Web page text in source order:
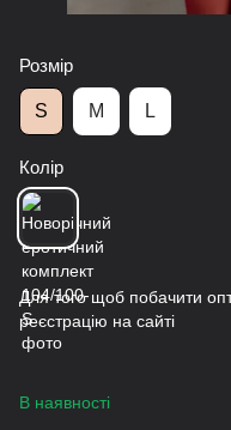
Розмір
S M L
Колір
Для того щоб побачити
реєстрацію на сайті
В наявності